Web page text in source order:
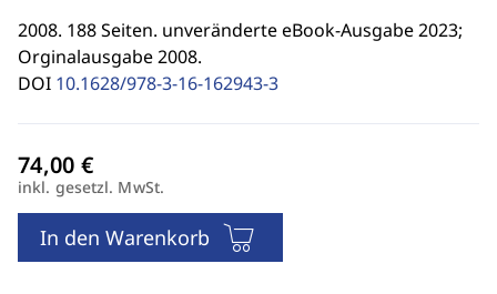
2008. 188 Seiten. unveränderte eBook-Ausgabe 2023;
Orginalausgabe 2008.
DOI 10.1628/978-3-16-162943-3
inkl. gesetzl. MwSt.
In den Warenkorb